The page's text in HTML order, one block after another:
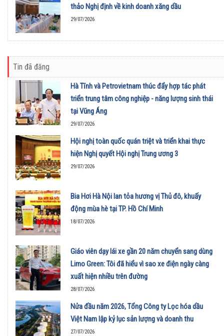
thảo Nghị định về kinh doanh xăng dầu
29/07/2026
Tin đã đăng
Hà Tĩnh và Petrovietnam thúc đẩy hợp tác phát
triển trung tâm công nghiệp - năng lượng sinh thái
tại Vũng Áng
29/07/2026
Hội nghị toàn quốc quán triệt và triển khai thực
hiện Nghị quyết Hội nghị Trung ương 3
29/07/2026
Bia Hơi Hà Nội lan tỏa hương vị Thủ đô, khuấy
động mùa hè tại TP. Hồ Chí Minh
18/07/2026
Giáo viên dạy lái xe gần 20 năm chuyển sang dùng
Limo Green: Tôi đã hiểu vì sao xe điện ngày càng
xuất hiện nhiều trên đường
28/07/2026
Nửa đầu năm 2026, Tổng Công ty Lọc hóa dầu
Việt Nam lập kỷ lục sản lượng và doanh thu
27/07/2026